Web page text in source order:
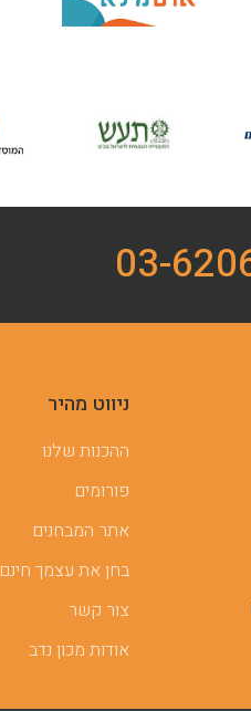
ניווט מהיר
ההכנות שלנו
פורומים
אתר המבחנים
בחן את עצמך חינם
צור קשר
אודות מכון נדב